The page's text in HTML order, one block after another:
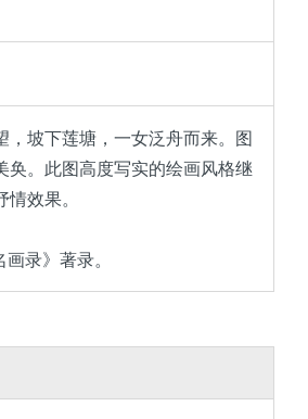
坡下莲塘，一女泛舟而来。图
奂。此图高度写实的绘画风格继
效果。
录》著录。